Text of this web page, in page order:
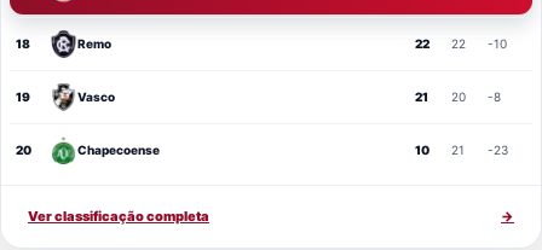
18 Remo 22 22 -10
19 Vasco 21 20 -8
20 Chapecoense 10 21 -23
Ver classificação completa →